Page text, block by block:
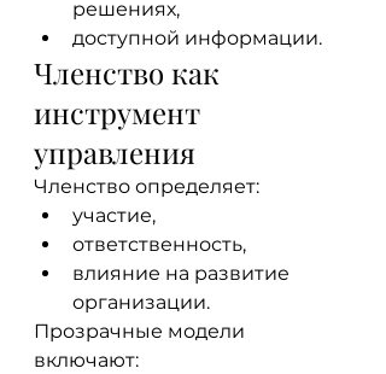
решениях,
доступной информации.
Членство как
инструмент
управления
Членство определяет:
участие,
ответственность,
влияние на развитие
организации.
Прозрачные модели
включают: